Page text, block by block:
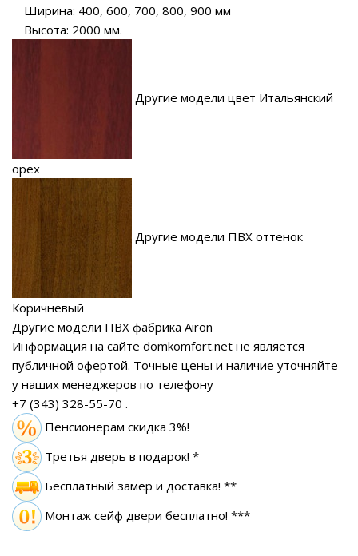
Ширина: 400, 600, 700, 800, 900 мм
Высота: 2000 мм.
Другие модели цвет Итальянский
орех
Другие модели ПВХ оттенок
Коричневый
Другие модели ПВХ фабрика Airon
Информация на сайте domkomfort.net не является
публичной офертой. Точные цены и наличие уточняйте
у наших менеджеров по телефону
+7 (343) 328-55-70 .
Пенсионерам скидка 3%!
Третья дверь в подарок! *
Бесплатный замер и доставка! **
Монтаж сейф двери бесплатно! ***